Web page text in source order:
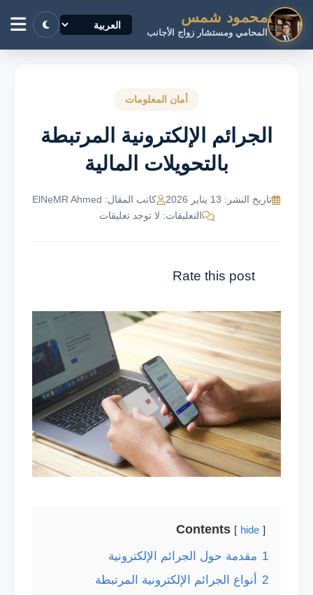
محمود شمس
المحامي ومستشار زواج الأجانب
أمان المعلومات
الجرائم الإلكترونية المرتبطة
بالتحويلات المالية
تاريخ النشر: 13 يناير 2026
كاتب المقال: ElNeMR Ahmed
التعليقات: لا توجد تعليقات
Rate this post
Contents hide
1 مقدمة حول الجرائم الإلكترونية
2
أنواع الجرائم الإلكترونية المرتبطة